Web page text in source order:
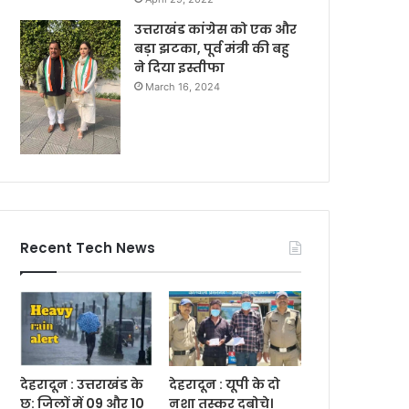
उत्तराखंड कांग्रेस को एक और
बड़ा झटका, पूर्व मंत्री की बहु
ने दिया इस्तीफा
March 16, 2024
Recent Tech News
देहरादून : उत्तराखंड के
छ: जिलों में 09 और 10
देहरादून : यूपी के दो
नशा तस्कर दबोचे।